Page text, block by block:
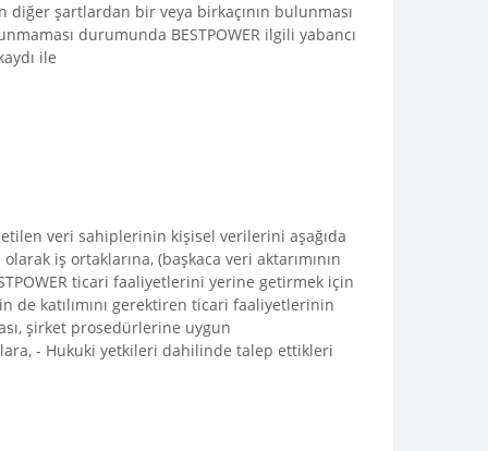
diğer şartlardan bir veya birkaçının bulunması
durumunda BESTPOWER ilgili yabancı
ile
veri sahiplerinin kişisel verilerini aşağıda
iş ortaklarına, (başkaca veri aktarımının
ticari faaliyetlerini yerine getirmek için
de katılımını gerektiren ticari faaliyetlerinin
şirket prosedürlerine uygun
- Hukuki yetkileri dahilinde talep ettikleri